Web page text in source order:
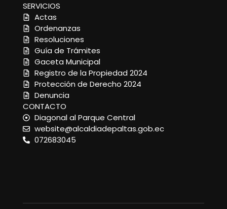
SERVICIOS
Actas
Ordenanzas
Resoluciones
Guía de Trámites
Gaceta Municipal
Registro de la Propiedad 2024
Protección de Derecho 2024
Denuncia
CONTACTO
Diagonal al Parque Central
website@alcaldiadepaltas.gob.ec
072683045